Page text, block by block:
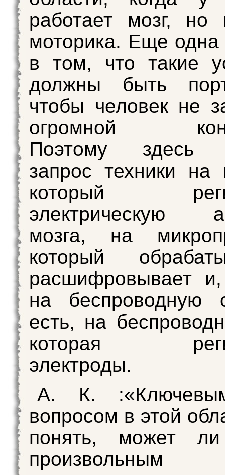
работает мозг, но
моторика. Еще одна
в том, что такие
должны быть
чтобы человек не
огромной
Поэтому здесь
запрос техники на
который
электрическую
мозга, на
который
расшифровывает
на беспроводную
есть, на
которая
электроды.
А. К.
вопросом в этой
понять, может ли
произвольным